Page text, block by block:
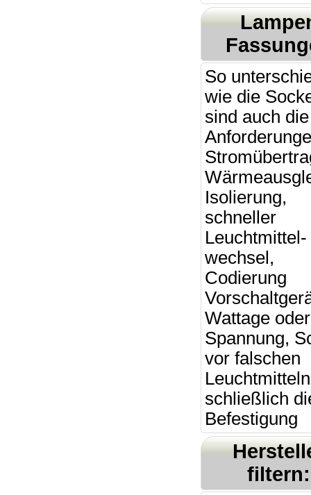
So
wie die
sind auch die
Isolierung,
schneller
Leuchtmittel-
wechsel,
Codierung
Wattage oder
Spannung,
vor falschen
schließlich
Befestigung
filtern: